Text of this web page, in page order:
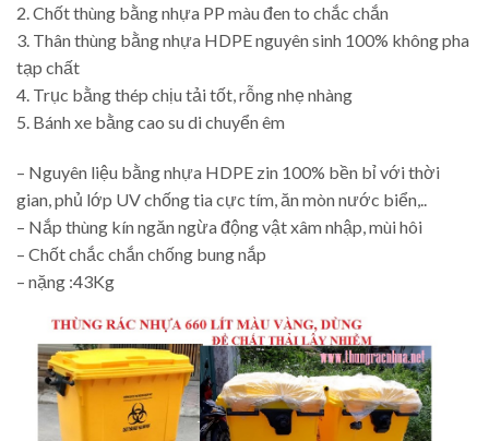
2. Chốt thùng bằng nhựa PP màu đen to chắc chắn
3. Thân thùng bằng nhựa HDPE nguyên sinh 100% không pha
tạp chất
4. Trục bằng thép chịu tải tốt, rỗng nhẹ nhàng
5. Bánh xe bằng cao su di chuyển êm
– Nguyên liệu bằng nhựa HDPE zin 100% bền bỉ với thời
gian, phủ lớp UV chống tia cực tím, ăn mòn nước biển,..
– Nắp thùng kín ngăn ngừa động vật xâm nhập, mùi hôi
– Chốt chắc chắn chống bung nắp
– nặng :43Kg